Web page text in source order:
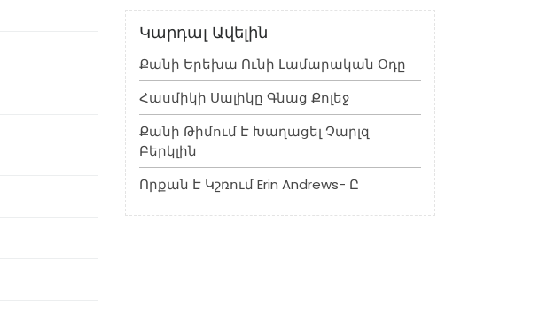
Կարդալ Ավելին
Քանի Երեխա Ունի Լամարական Օդը
Հասմիկի Սալիկը Գնաց Քոլեջ
Քանի Թիմում Է Խաղացել Չարլզ
Բերկլին
Որքան Է Կշռում Erin Andrews- Ը